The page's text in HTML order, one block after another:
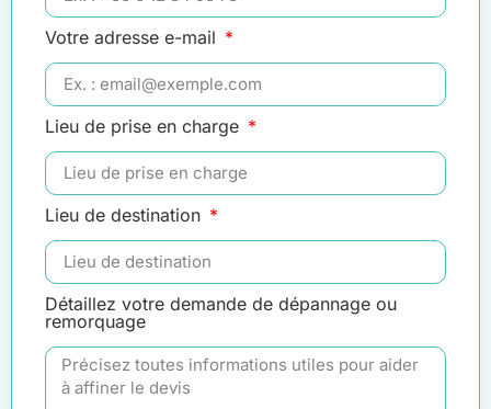
Votre adresse e-mail
Lieu de prise en charge
Lieu de destination
Détaillez votre demande de dépannage ou
remorquage